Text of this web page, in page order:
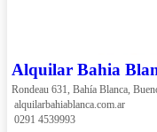
Alquilar Bahia
Rondeau 631, Bahía Blanca,
alquilarbahiablanca.com.ar
0291 4539993